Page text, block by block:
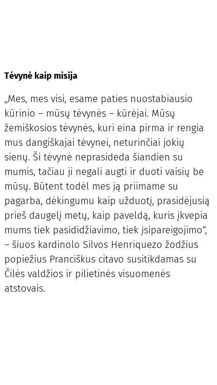
Tėvynė kaip misija
„Mes, mes visi, esame paties nuostabiausio
kūrinio – mūsų tėvynės – kūrėjai. Mūsų
žemiškosios tėvynės, kuri eina pirma ir rengia
mus dangiškajai tėvynei, neturinčiai jokių
sienų. Ši tėvynė neprasideda šiandien su
mumis, tačiau ji negali augti ir duoti vaisių be
mūsų. Būtent todėl mes ją priimame su
pagarba, dėkingumu kaip užduotį, prasidėjusią
prieš daugelį metų, kaip paveldą, kuris įkvepia
mums tiek pasididžiavimo, tiek įsipareigojimo“,
– šiuos kardinolo Silvos Henriquezo žodžius
popiežius Pranciškus citavo susitikdamas su
Čilės valdžios ir pilietinės visuomenės
atstovais.